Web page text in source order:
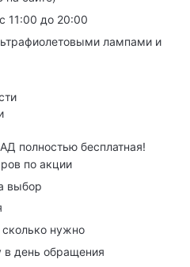
11:00 до 20:00
лампами и
полностью бесплатная!
по акции
выбор
нужно
в день обращения